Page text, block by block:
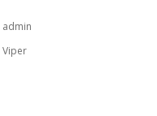
admin
Viper